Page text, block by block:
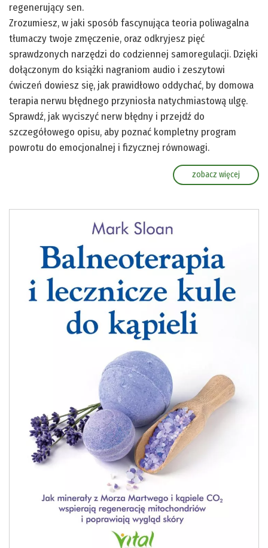
regenerujący sen.
Zrozumiesz, w jaki sposób fascynująca teoria poliwagalna
tłumaczy twoje zmęczenie, oraz odkryjesz pięć
sprawdzonych narzędzi do codziennej samoregulacji. Dzięki
dołączonym do książki nagraniom audio i zeszytowi
ćwiczeń dowiesz się, jak prawidłowo oddychać, by domowa
terapia nerwu błędnego przyniosła natychmiastową ulgę.
Sprawdź, jak wyciszyć nerw błędny i przejdź do
szczegółowego opisu, aby poznać kompletny program
powrotu do emocjonalnej i fizycznej równowagi.
zobacz więcej